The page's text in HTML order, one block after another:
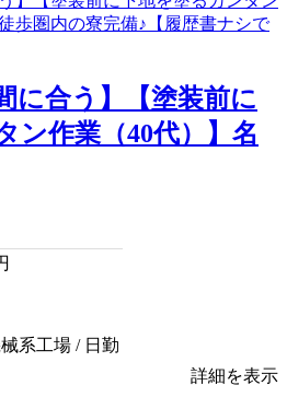
に合う】【塗装前に
ン作業（40代）】名
系工場 / 日勤
詳細を表示